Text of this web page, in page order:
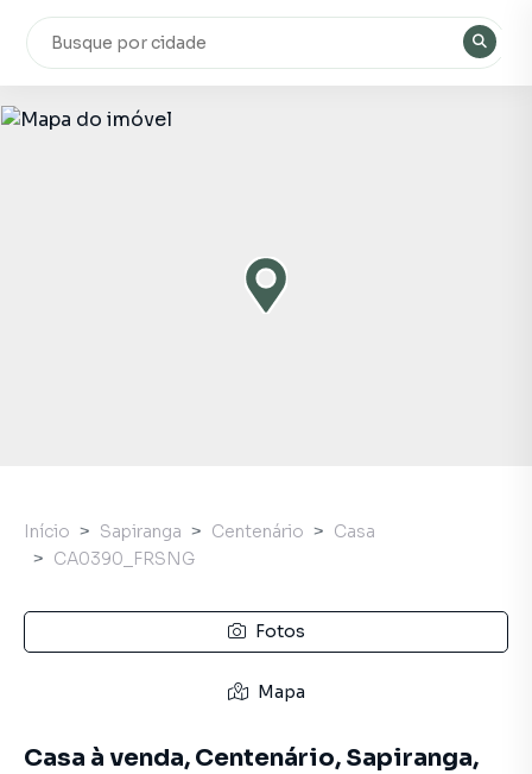
Início Sapiranga Centenário
Casa
CA0390_FRSNG
Fotos
Mapa
Casa à venda, Centenário, Sapiranga,